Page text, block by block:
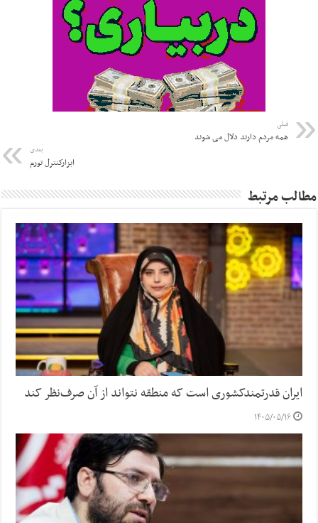
قبلی
همه مردم دارند دلال می شوند
بعدی
ابزارکنترل تورم
مطالب مرتبط
ایران قدرتمندکشوری است که منطقه نتواند از آن صرف‌نظر کند
۱۴۰۵/۰۵/۱۶